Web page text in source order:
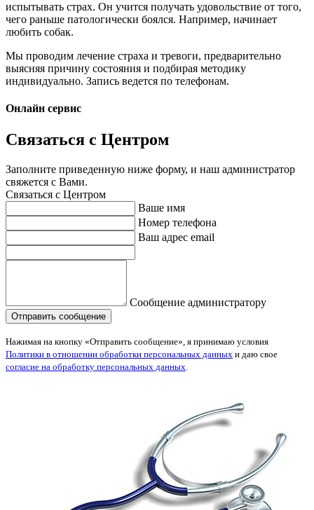
испытывать страх. Он учится получать удовольствие от того,
чего раньше патологически боялся. Например, начинает
любить собак.
Мы проводим лечение страха и тревоги, предварительно
выясняя причину состояния и подбирая методику
индивидуально. Запись ведется по телефонам.
Онлайн сервис
Связаться с Центром
Заполните приведенную ниже форму, и наш администратор
свяжется с Вами.
Связаться с Центром
Ваше имя
Номер телефона
Ваш адрес email
Сообщение администратору
Нажимая на кнопку «Отправить сообщение», я принимаю условия
Политики в отношении обработки персональных данных и даю свое
согласие на обработку персональных данных